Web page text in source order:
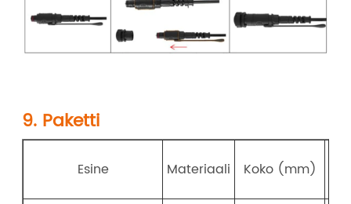
9. Paketti
Esine Materiaali Koko (mm)